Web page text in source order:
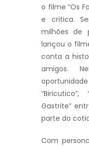
o filme “Os
e critica.
milhões de
lançou o
conta a
amigos.
Gastrite”
parte do
Com